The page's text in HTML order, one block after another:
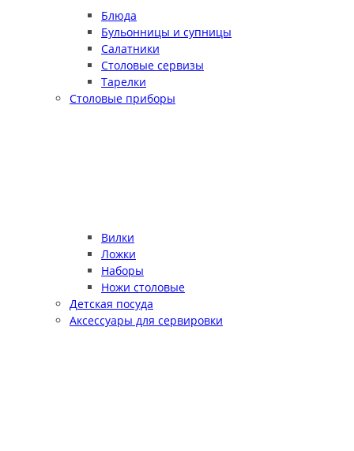
Блюда
Бульонницы и супницы
Салатники
Столовые сервизы
Тарелки
Столовые приборы
Вилки
Ложки
Наборы
Ножи столовые
Детская посуда
Аксессуары для сервировки